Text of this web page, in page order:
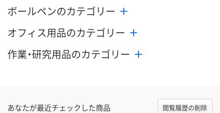
ボールペンのカテゴリー
オフィス用品のカテゴリー
作業・研究用品のカテゴリー
あなたが最近チェックした商品 閲覧履歴の削除